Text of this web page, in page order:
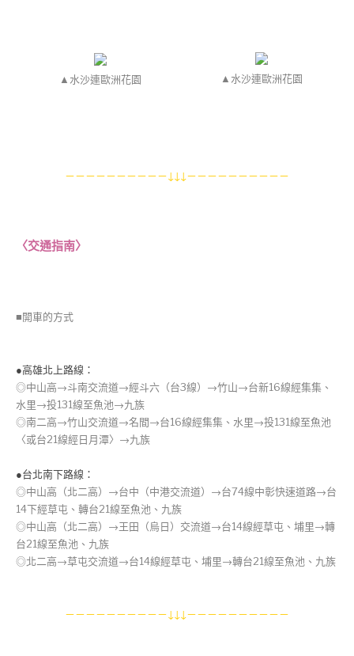
▲水沙連歐洲花園 ▲水沙連歐洲花園
－－－－－－－－－－↓↓↓－－－－－－－－－－
〈交通指南〉
■開車的方式
●高雄北上路線：
◎中山高→斗南交流道→經斗六（台3線）→竹山→台新16線經集集、
水里→投131線至魚池→九族
◎南二高→竹山交流道→名間→台16線經集集、水里→投131線至魚池
〈或台21線經日月潭〉→九族
●台北南下路線：
◎中山高（北二高）→台中（中港交流道）→台74線中彰快速道路→台
14下經草屯、轉台21線至魚池、九族
◎中山高（北二高）→王田（烏日）交流道→台14線經草屯、埔里→轉
台21線至魚池、九族
◎北二高→草屯交流道→台14線經草屯、埔里→轉台21線至魚池、九族
－－－－－－－－－－↓↓↓－－－－－－－－－－